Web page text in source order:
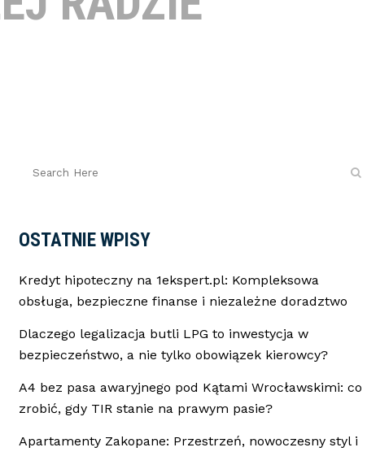
OSTATNIE WPISY
Kredyt hipoteczny na 1ekspert.pl: Kompleksowa
obsługa, bezpieczne finanse i niezależne doradztwo
Dlaczego legalizacja butli LPG to inwestycja w
bezpieczeństwo, a nie tylko obowiązek kierowcy?
A4 bez pasa awaryjnego pod Kątami Wrocławskimi: co
zrobić, gdy TIR stanie na prawym pasie?
Apartamenty Zakopane: Przestrzeń, nowoczesny styl i